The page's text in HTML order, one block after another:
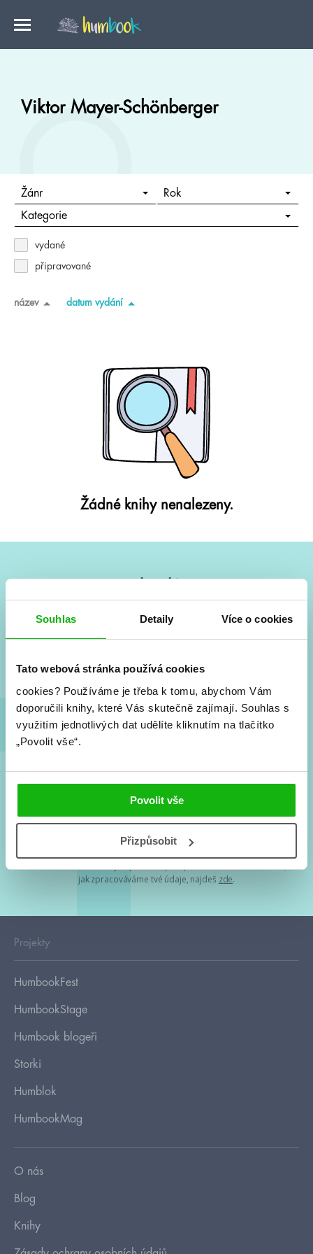
Souhlas Detaily Více o cookies
Tato webová stránka používá cookies
cookies? Používáme je třeba k tomu, abychom Vám
doporučili knihy, které Vás skutečně zajímají. Souhlas s
využitím jednotlivých dat udělíte kliknutím na tlačítko
„Povolit vše“.
Povolit vše
Přizpůsobit
Viktor Mayer-Schönberger
Žánr Rok
Kategorie
vydané
připravované
název datum vydání
Žádné knihy nenalezeny.
Vše kolem #youngadult každý měsíc rovnou do mailu!
a seriálové adaptace a další.
Souhlasím spodmínkami zpracování osobních údajů
Tvá e-mailová adresa je u nás v bezpečí. Přečti si
jak zpracováváme tvé údaje, najdeš zde.
Projekty
HumbookFest
HumbookStage
Humbook blogeři
Storki
Humblok
HumbookMag
O nás
Blog
Knihy